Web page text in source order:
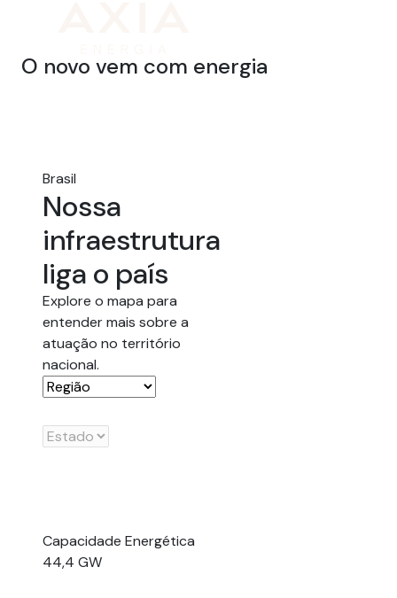
O novo vem com energia
Brasil
Nossa
infraestrutura
liga o país
Explore o mapa para
entender mais sobre a
atuação no território
nacional.
Capacidade Energética
44,4 GW